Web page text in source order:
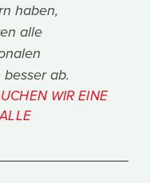
haben,
alle
ab.
WIR EINE